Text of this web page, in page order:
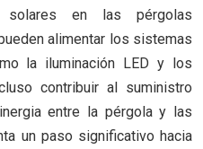
solares en las pérgolas
alimentar los sistemas
la iluminación LED y los
contribuir al suministro
entre la pérgola y las
un paso significativo hacia